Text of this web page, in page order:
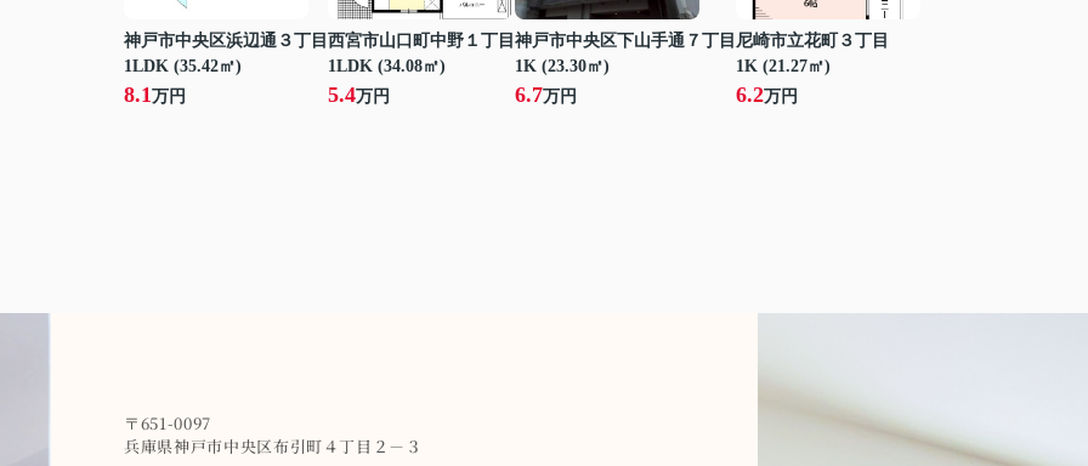
神戸市中央区浜辺通３丁目
1LDK (35.42㎡)
8.1万円
西宮市山口町中野１丁目
1LDK (34.08㎡)
5.4万円
神戸市中央区下山手通７丁目
1K (23.30㎡)
6.7万円
尼崎市立花町３丁目
1K (21.27㎡)
6.2万円
〒651-0097
兵庫県神戸市中央区布引町４丁目２－３